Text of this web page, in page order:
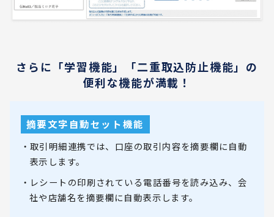
さらに「学習機能」「二重取込防止機能」の
便利な機能が満載！
摘要文字自動セット機能
・取引明細連携では、口座の取引内容を摘要欄に自動
表示します。
・レシートの印刷されている電話番号を読み込み、会
社や店舗名を摘要欄に自動表示します。